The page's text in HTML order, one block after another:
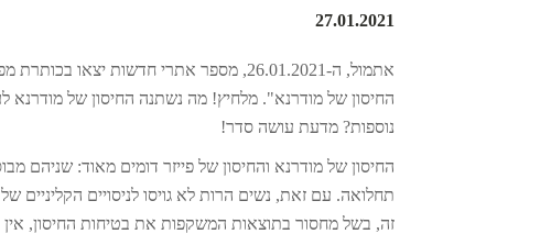
27.01.2021
אתמול, ה-26.01.2021, מספר אתרי חדשות
החיסון של מודרנא". מלחיץ! מה נשתנה החיסון של מודרנא
נוספות? מדעת עושה סדר!
החיסון של מודרנא והחיסון של פייזר דומים מאוד: שניהם
תחלואה. עם זאת, נשים הרות לא גויסו לניסויים הקליניים
זה, בשל מחסור בתוצאות המשקפות את בטיחות החיסון,